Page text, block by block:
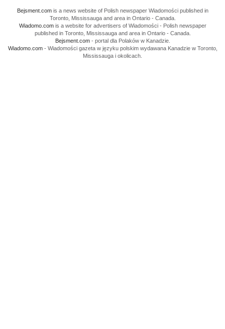
Bejsment.comis a news website of Polish newspaper Wiadomości published in
Toronto, Mississauga and area in Ontario - Canada.
Wiadomo.comis a website for advertisers of Wiadomości - Polish newspaper
published in Toronto, Mississauga and area in Ontario - Canada.
Bejsment.com- portal dla Polaków w Kanadzie.
Wiadomo.com- Wiadomości gazeta w języku polskim wydawana Kanadzie w Toronto,
Mississauga i okolicach.